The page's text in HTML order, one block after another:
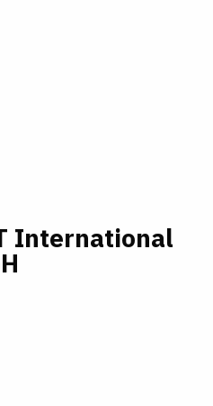
International